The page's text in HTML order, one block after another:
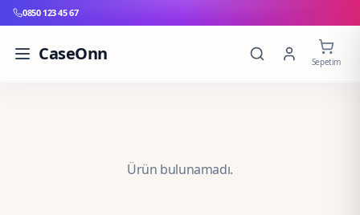
0850 123 45 67
CaseOnn Sepetim
Ürün bulunamadı.